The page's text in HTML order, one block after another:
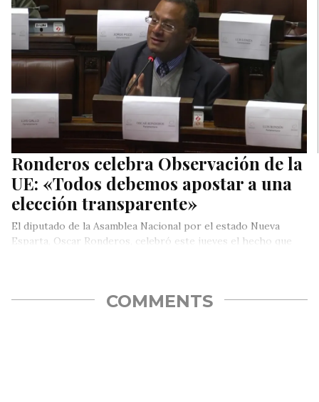
Ronderos celebra Observación de la
UE: «Todos debemos apostar a una
elección transparente»
El diputado de la Asamblea Nacional por el estado Nueva
Esparta, Oscar Ronderos, celebró este jueves el hecho que
COMMENTS